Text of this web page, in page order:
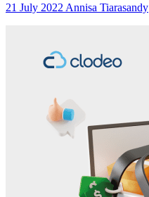
21 July 2022 Annisa Tiarasandy